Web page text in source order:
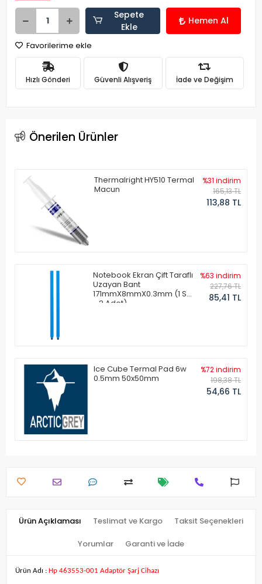
Sepete
Ekle
Hemen Al
Favorilerime ekle
Hızlı Gönderi Güvenli Alışveriş İade ve Değişim
Önerilen Ürünler
Thermalright HY510 Termal
Macun
%31 indirim
165,13 TL
113,88 TL
Notebook Ekran Çift Taraflı
Uzayan Bant
171mmX8mmX0.3mm (1 Set
- 2 Adet)
%63 indirim
227,76 TL
85,41 TL
Ice Cube Termal Pad 6w
0.5mm 50x50mm
%72 indirim
198,38 TL
54,66 TL
Ürün Açıklaması Teslimat ve Kargo Taksit Seçenekleri
Yorumlar Garanti ve İade
Ürün Adı : Hp 463553-001 Adaptör Şarj Cihazı